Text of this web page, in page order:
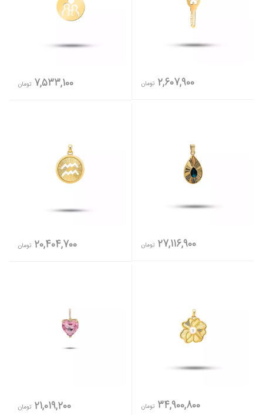
2,607,900 تومان 7,533,100 تومان
27,116,900 تومان 20,404,700 تومان
34,900,800 تومان 21,019,200 تومان